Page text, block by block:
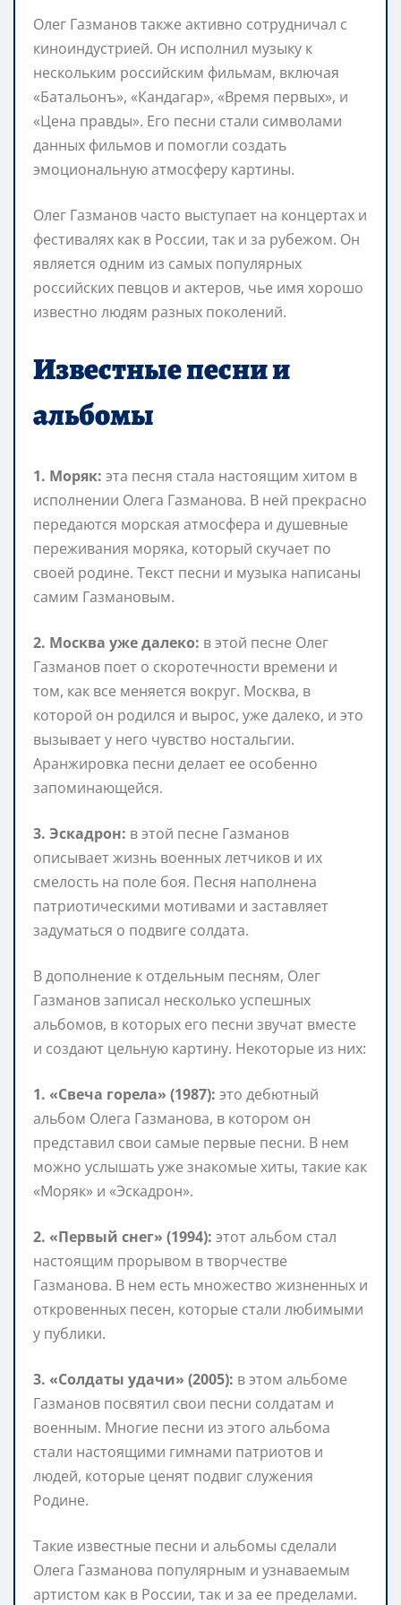
Олег Газманов также активно сотрудничал с
киноиндустрией. Он исполнил музыку к
нескольким российским фильмам, включая
«Батальонъ», «Кандагар», «Время первых», и
«Цена правды». Его песни стали символами
данных фильмов и помогли создать
эмоциональную атмосферу картины.
Олег Газманов часто выступает на концертах и
фестивалях как в России, так и за рубежом. Он
является одним из самых популярных
российских певцов и актеров, чье имя хорошо
известно людям разных поколений.
Известные песни и
альбомы
1. Моряк: эта песня стала настоящим хитом в
исполнении Олега Газманова. В ней прекрасно
передаются морская атмосфера и душевные
переживания моряка, который скучает по
своей родине. Текст песни и музыка написаны
самим Газмановым.
2. Москва уже далеко: в этой песне Олег
Газманов поет о скоротечности времени и
том, как все меняется вокруг. Москва, в
которой он родился и вырос, уже далеко, и это
вызывает у него чувство ностальгии.
Аранжировка песни делает ее особенно
запоминающейся.
3. Эскадрон: в этой песне Газманов
описывает жизнь военных летчиков и их
смелость на поле боя. Песня наполнена
патриотическими мотивами и заставляет
задуматься о подвиге солдата.
В дополнение к отдельным песням, Олег
Газманов записал несколько успешных
альбомов, в которых его песни звучат вместе
и создают цельную картину. Некоторые из них:
1. «Свеча горела» (1987): это дебютный
альбом Олега Газманова, в котором он
представил свои самые первые песни. В нем
можно услышать уже знакомые хиты, такие как
«Моряк» и «Эскадрон».
2. «Первый снег» (1994): этот альбом стал
настоящим прорывом в творчестве
Газманова. В нем есть множество жизненных и
откровенных песен, которые стали любимыми
у публики.
3. «Солдаты удачи» (2005): в этом альбоме
Газманов посвятил свои песни солдатам и
военным. Многие песни из этого альбома
стали настоящими гимнами патриотов и
людей, которые ценят подвиг служения
Родине.
Такие известные песни и альбомы сделали
Олега Газманова популярным и узнаваемым
артистом как в России, так и за ее пределами.